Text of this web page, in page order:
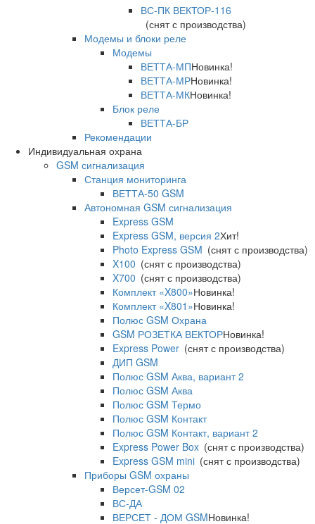
ВС-ПК ВЕКТОР-116
(снят с производства)
Модемы и блоки реле
Модемы
ВЕТТА-МПНовинка!
ВЕТТА-МРНовинка!
ВЕТТА-МКНовинка!
Блок реле
ВЕТТА-БР
Рекомендации
Индивидуальная охрана
GSM сигнализация
Станция мониторинга
ВЕТТА-50 GSM
Автономная GSM сигнализация
Express GSM
Express GSM, версия 2Хит!
Photo Express GSM (снят с производства)
X100 (снят с производства)
X700 (снят с производства)
Комплект «X800»Новинка!
Комплект «X801»Новинка!
Полюс GSM Охрана
GSM РОЗЕТКА ВЕКТОРНовинка!
Express Power (снят с производства)
ДИП GSM
Полюс GSM Аква, вариант 2
Полюс GSM Аква
Полюс GSM Термо
Полюс GSM Контакт
Полюс GSM Контакт, вариант 2
Express Power Box (снят с производства)
Express GSM mini (снят с производства)
Приборы GSM охраны
Версет-GSM 02
ВС-ДА
ВЕРСЕТ - ДОМ GSMНовинка!